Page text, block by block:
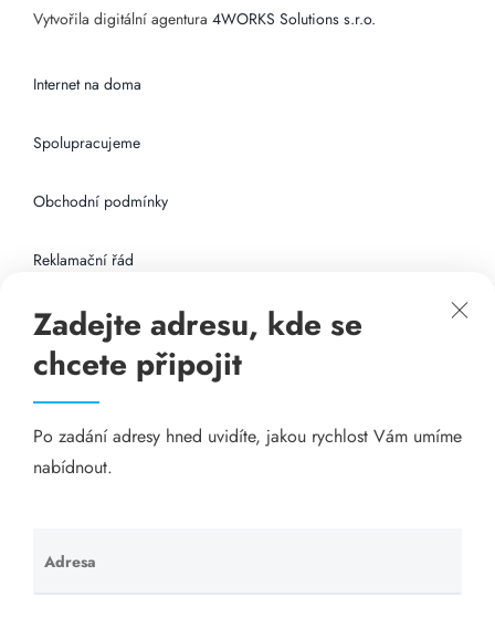
Vytvořila digitální agentura 4WORKS Solutions s.r.o.
Internet na doma
Spolupracujeme
Obchodní podmínky
Reklamační řád
Připojení k internetu
Odkazy
Katalog A-seznam.cz
Visací zámky - TOKOZ
Zadejte adresu, kde se
chcete připojit
Po zadání adresy hned uvidíte, jakou rychlost Vám umíme
nabídnout.
Adresa
Ponechte
toto pole